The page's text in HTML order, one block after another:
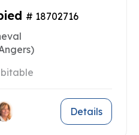
# 18702716
Details